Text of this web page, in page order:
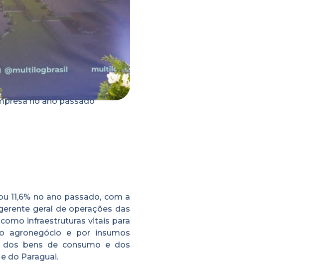
no ano passado
no ano passado, com a
geral de operações das
infraestruturas vitais para
agronegócio e por insumos
bens de consumo e dos
do Paraguai.